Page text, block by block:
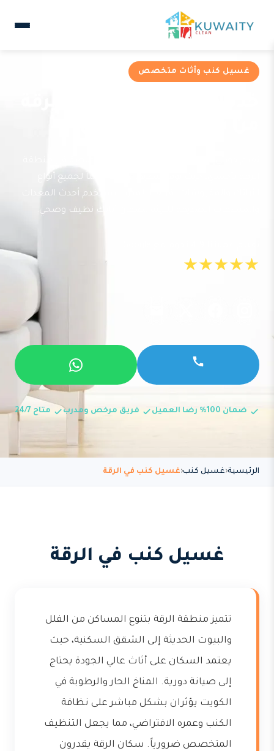
غسيل كنب وأثاث متخصص
الرقة بأحمدي، حيث نوفر تنظيفاً عميقاً وآمناً لجميع أنواع
الأرائك والمفروشات. فريقنا المدرب يستخدم أحدث المعدات
والمنظفات الصديقة للبيئة لضمان أثاثك نظيف وصحي.
★★★★★
ضمان 100% رضا العميل فريق مرخص ومدرب متاح 24/7
الرئيسية غسيل كنب غسيل كنب في الرقة
غسيل كنب في الرقة
تتميز منطقة الرقة بتنوع المساكن من الفلل
والبيوت الحديثة إلى الشقق السكنية، حيث
يعتمد السكان على أثاث عالي الجودة يحتاج
إلى صيانة دورية. المناخ الحار والرطوبة في
الكويت يؤثران بشكل مباشر على نظافة
الكنب وعمره الافتراضي، مما يجعل التنظيف
المتخصص ضرورياً. سكان الرقة يقدرون